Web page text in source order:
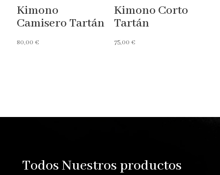
Kimono
Camisero Tartán
80,00 €
Kimono Corto
Tartán
75,00 €
Todos Nuestros productos